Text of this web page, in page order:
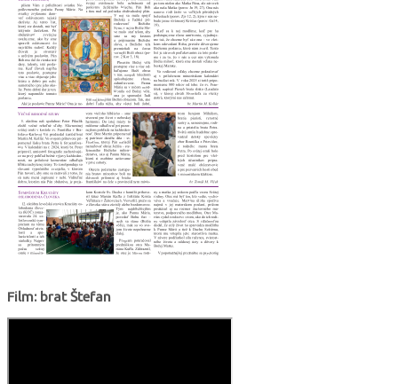
Film: brat Štefan